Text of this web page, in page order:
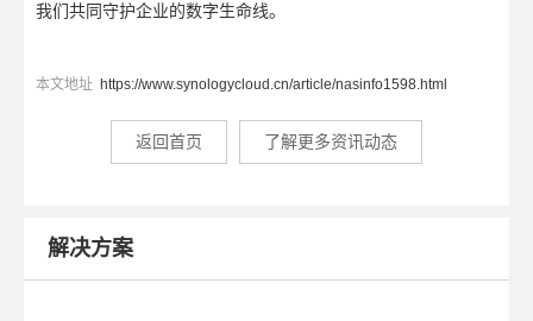
我们共同守护企业的数字生命线。
本文地址 https://www.synologycloud.cn/article/nasinfo1598.html
返回首页 了解更多资讯动态
解决方案